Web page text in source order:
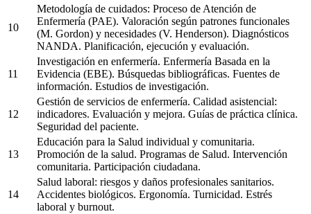
10
Metodología de cuidados: Proceso de Atención de
Enfermería (PAE). Valoración según patrones funcionales
(M. Gordon) y necesidades (V. Henderson). Diagnósticos
NANDA. Planificación, ejecución y evaluación.
11
Investigación en enfermería. Enfermería Basada en la
Evidencia (EBE). Búsquedas bibliográficas. Fuentes de
información. Estudios de investigación.
12
Gestión de servicios de enfermería. Calidad asistencial:
indicadores. Evaluación y mejora. Guías de práctica clínica.
Seguridad del paciente.
13
Educación para la Salud individual y comunitaria.
Promoción de la salud. Programas de Salud. Intervención
comunitaria. Participación ciudadana.
14
Salud laboral: riesgos y daños profesionales sanitarios.
Accidentes biológicos. Ergonomía. Turnicidad. Estrés
laboral y burnout.